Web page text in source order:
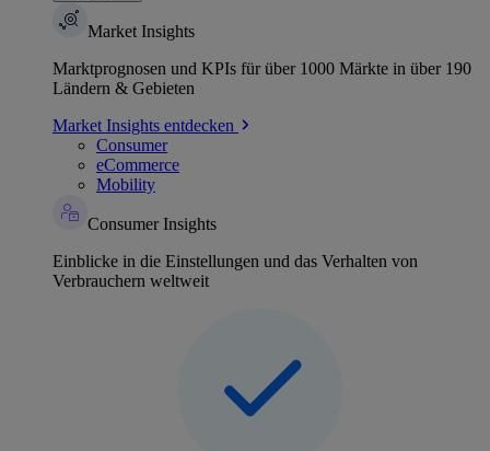
Market Insights
Marktprognosen und KPIs für über 1000 Märkte in über 190
Ländern & Gebieten
Market Insights entdecken
Consumer
eCommerce
Mobility
Consumer Insights
Einblicke in die Einstellungen und das Verhalten von
Verbrauchern weltweit